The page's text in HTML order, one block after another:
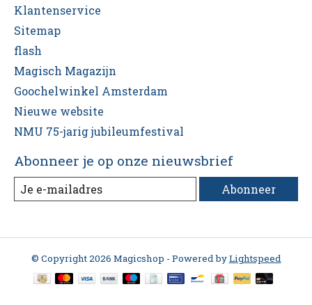
Klantenservice
Sitemap
flash
Magisch Magazijn
Goochelwinkel Amsterdam
Nieuwe website
NMU 75-jarig jubileumfestival
Abonneer je op onze nieuwsbrief
Abonneer
© Copyright 2026 Magicshop - Powered byLightspeed